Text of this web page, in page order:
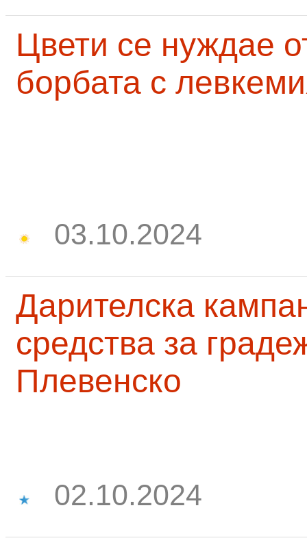
Цвети се нуждае
борбата с
03.10.2024
Дарителска
средства за
Плевенско
02.10.2024